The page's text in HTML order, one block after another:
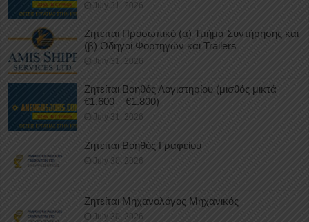
July 31, 2026
Ζητείται Προσωπικό (α) Τμήμα Συντήρησης και
(β) Οδηγοί Φορτηγών και Trailers
July 31, 2026
Ζητείται Βοηθός Λογιστηρίου (μισθός μικτά
€1.600 – €1.800)
July 31, 2026
Ζητείται Βοηθός Γραφείου
July 30, 2026
Ζητείται Μηχανολόγος Μηχανικός
July 30, 2026